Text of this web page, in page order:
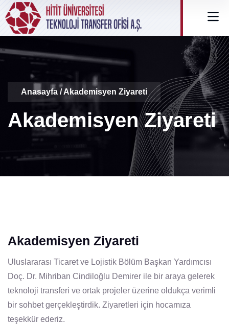
Anasayfa / Akademisyen Ziyareti
Akademisyen Ziyareti
Akademisyen Ziyareti
Uluslararası Ticaret ve Lojistik Bölüm Başkan Yardımcısı
Doç. Dr. Mihriban Cindiloğlu Demirer ile bir araya gelerek
teknoloji transferi ve ortak projeler üzerine oldukça verimli
bir sohbet gerçekleştirdik. Ziyaretleri için hocamıza
teşekkür ederiz.